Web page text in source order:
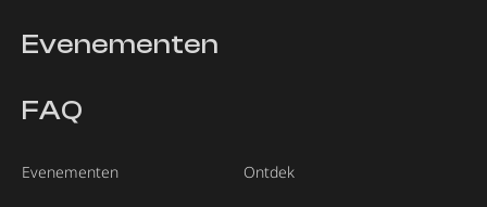
Evenementen
FAQ
Evenementen Ontdek